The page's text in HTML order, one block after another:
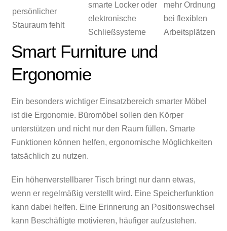
persönlicher
Stauraum fehlt
smarte Locker oder
elektronische
Schließsysteme
mehr Ordnung
bei flexiblen
Arbeitsplätzen
Smart Furniture und
Ergonomie
Ein besonders wichtiger Einsatzbereich smarter Möbel
ist die Ergonomie. Büromöbel sollen den Körper
unterstützen und nicht nur den Raum füllen. Smarte
Funktionen können helfen, ergonomische Möglichkeiten
tatsächlich zu nutzen.
Ein höhenverstellbarer Tisch bringt nur dann etwas,
wenn er regelmäßig verstellt wird. Eine Speicherfunktion
kann dabei helfen. Eine Erinnerung an Positionswechsel
kann Beschäftigte motivieren, häufiger aufzustehen.